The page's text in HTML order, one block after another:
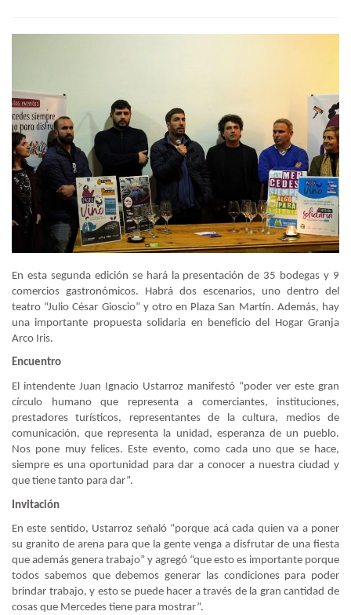
En esta segunda edición se hará la presentación de 35 bodegas y 9
comercios gastronómicos. Habrá dos escenarios, uno dentro del
teatro “Julio César Gioscio” y otro en Plaza San Martín. Además, hay
una importante propuesta solidaria en beneficio del Hogar Granja
Arco Iris.
Encuentro
El intendente Juan Ignacio Ustarroz manifestó “poder ver este gran
círculo humano que representa a comerciantes, instituciones,
prestadores turísticos, representantes de la cultura, medios de
comunicación, que representa la unidad, esperanza de un pueblo.
Nos pone muy felices. Este evento, como cada uno que se hace,
siempre es una oportunidad para dar a conocer a nuestra ciudad y
que tiene tanto para dar”.
Invitación
En este sentido, Ustarroz señaló “porque acá cada quien va a poner
su granito de arena para que la gente venga a disfrutar de una fiesta
que además genera trabajo” y agregó “que esto es importante porque
todos sabemos que debemos generar las condiciones para poder
brindar trabajo, y esto se puede hacer a través de la gran cantidad de
cosas que Mercedes tiene para mostrar”.